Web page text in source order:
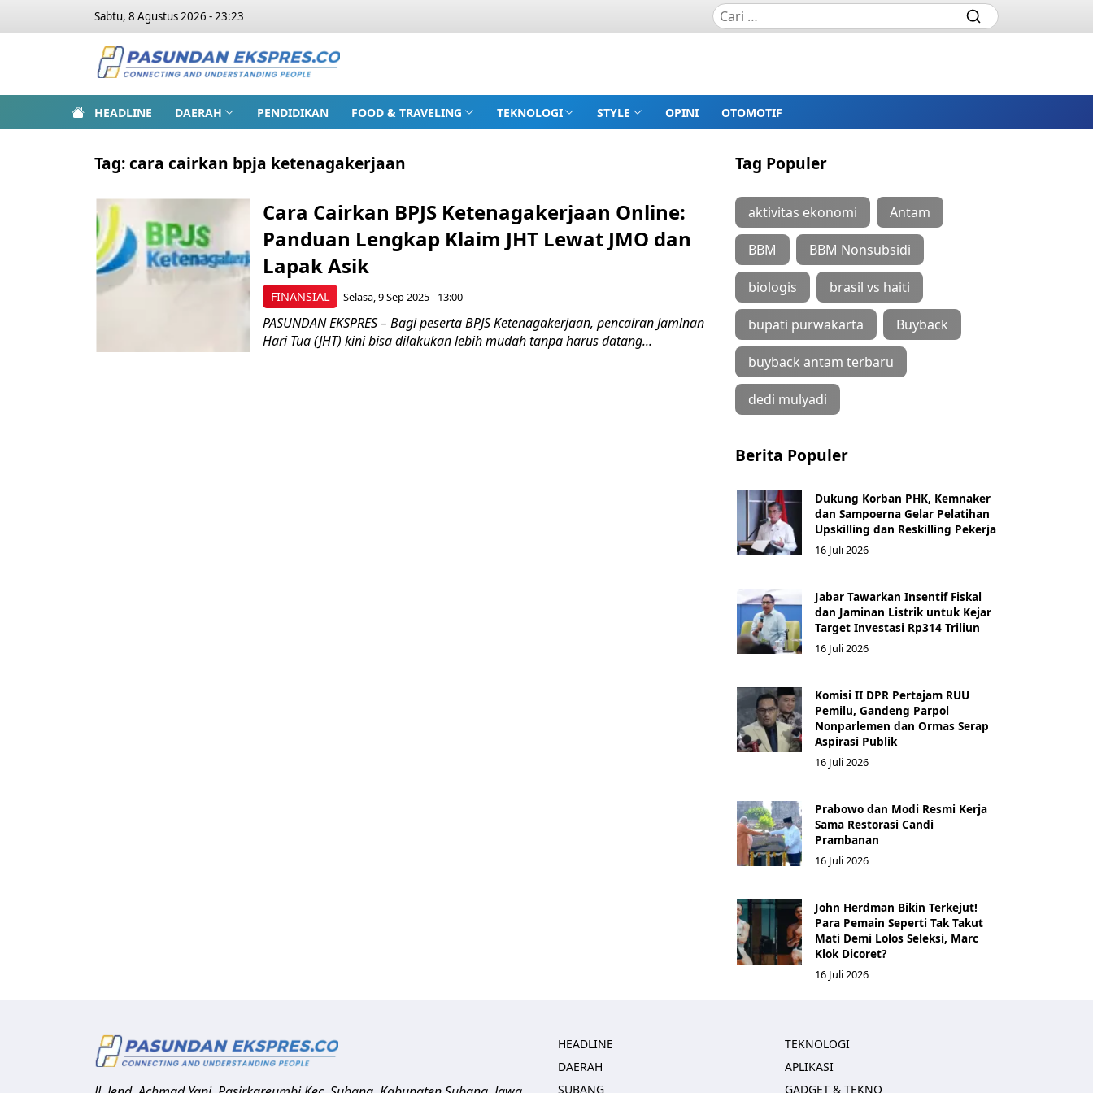
Sabtu, 8 Agustus 2026 - 23:23
HEADLINE DAERAH PENDIDIKAN FOOD & TRAVELING TEKNOLOGI STYLE OPINI OTOMOTIF
Tag:cara cairkan bpja ketenagakerjaan
FINANSIAL
Cara Cairkan BPJS Ketenagakerjaan Online:
Panduan Lengkap Klaim JHT Lewat JMO dan
Lapak Asik
Selasa, 9 Sep 2025 - 13:00
PASUNDAN EKSPRES – Bagi peserta BPJS Ketenagakerjaan, pencairan Jaminan
Hari Tua (JHT) kini bisa dilakukan lebih mudah tanpa harus datang...
Tag Populer
aktivitas ekonomi Antam
BBM BBM Nonsubsidi
biologis brasil vs haiti
bupati purwakarta Buyback
buyback antam terbaru
dedi mulyadi
Berita Populer
Dukung Korban PHK, Kemnaker
dan Sampoerna Gelar Pelatihan
Upskilling dan Reskilling Pekerja
16 Juli 2026
Jabar Tawarkan Insentif Fiskal
dan Jaminan Listrik untuk Kejar
Target Investasi Rp314 Triliun
16 Juli 2026
Komisi II DPR Pertajam RUU
Pemilu, Gandeng Parpol
Nonparlemen dan Ormas Serap
Aspirasi Publik
16 Juli 2026
Prabowo dan Modi Resmi Kerja
Sama Restorasi Candi
Prambanan
16 Juli 2026
John Herdman Bikin Terkejut!
Para Pemain Seperti Tak Takut
Mati Demi Lolos Seleksi, Marc
Klok Dicoret?
16 Juli 2026
HEADLINE
DAERAH
SUBANG
TEKNOLOGI
APLIKASI
GADGET & TEKNO